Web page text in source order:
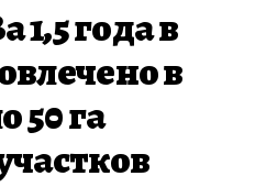
1,5 года в
в
50 га